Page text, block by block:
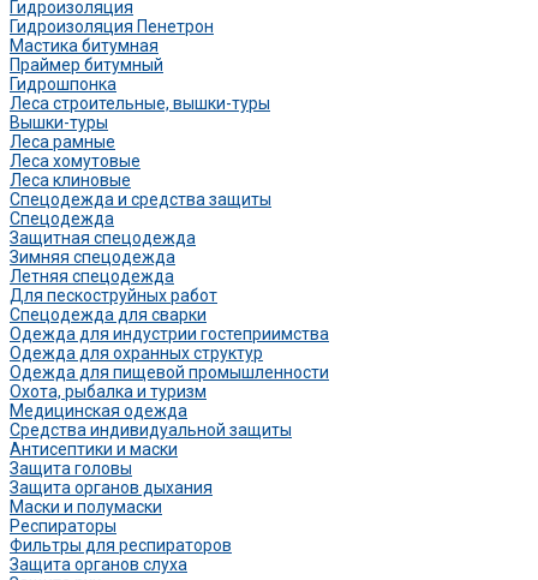
Гидроизоляция
Гидроизоляция Пенетрон
Мастика битумная
Праймер битумный
Гидрошпонка
Леса строительные, вышки-туры
Вышки-туры
Леса рамные
Леса хомутовые
Леса клиновые
Спецодежда и средства защиты
Спецодежда
Защитная спецодежда
Зимняя спецодежда
Летняя спецодежда
Для пескоструйных работ
Спецодежда для сварки
Одежда для индустрии гостеприимства
Одежда для охранных структур
Одежда для пищевой промышленности
Охота, рыбалка и туризм
Медицинская одежда
Средства индивидуальной защиты
Антисептики и маски
Защита головы
Защита органов дыхания
Маски и полумаски
Респираторы
Фильтры для респираторов
Защита органов слуха